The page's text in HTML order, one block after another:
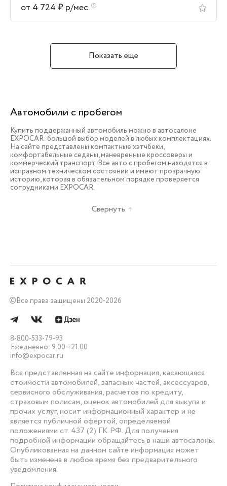
от 4 724 ₽ р/мес.
Показать еще
Автомобили с пробегом
Купить поддержанный автомобиль можно в автосалоне
EXPOCAR: большой выбор моделей в любых комплектациях.
На сайте представлены компактные хэтчбеки,
комфортабельные седаны, маневренные кроссоверы и
коммерческий транспорт. Все авто с пробегом находятся в
исправном техническом состоянии и имеют прозрачную
историю, которая в обязательном порядке проверяется
сотрудниками EXPOCAR.
Свернуть
©Все права защищены 2020-2026
8-800-533-79-93
Ежедневно: 9.00—21.00
info@expocar.ru
Вся представленная на сайте информация, касающаяся
стоимости автомобилей, запасных частей, аксессуаров,
сервисного обслуживания, расчетов по кредиту,
страховым полисам, оценок автомобилей для выкупа и
прочих услуг, носит информационный характер и не
является публичной офертой, определяемой
положениями ст. 437 (2) ГК РФ. Для получения
подробной информации обращайтесь в наши автосалоны.
Опубликованная на данном сайте информация может
быть изменена в любое время без предварительного
уведомления.